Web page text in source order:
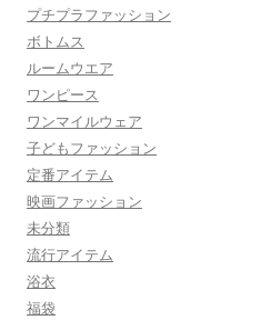
プチプラファッション
ボトムス
ルームウエア
ワンピース
ワンマイルウェア
子どもファッション
定番アイテム
映画ファッション
未分類
流行アイテム
浴衣
福袋